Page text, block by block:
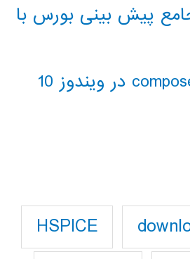
پیش بینی بورس با
HSPICE